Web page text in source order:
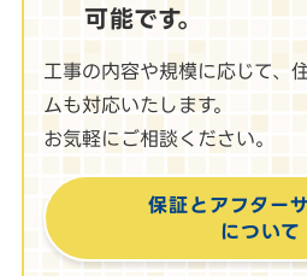
可能です。
工事の内容や規模に応じて、
ムも対応いたします。
お気軽にご相談ください。
保証とアフター
について